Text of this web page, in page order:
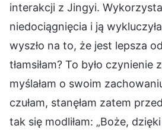
interakcji z Jingyi.
niedociągnięcia i ją
wyszło na to, że jest lepsza
tłamsiłam? To było czynienie
myślałam o swoim
czułam, stanęłam zatem
tak się modliłam: „Boże,